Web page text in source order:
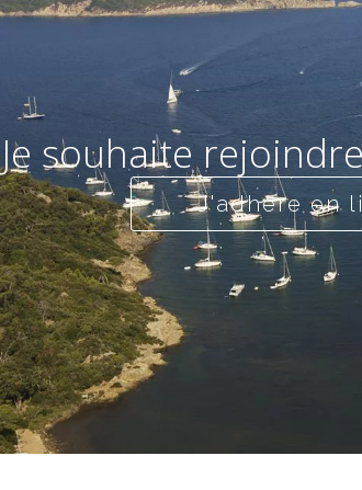
Je souhaite
J'adhère en